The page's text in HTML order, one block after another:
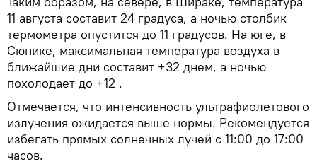
11 августа составит 24 градуса, а ночью столбик
термометра опустится до 11 градусов. На юге, в
Сюнике, максимальная температура воздуха в
ближайшие дни составит +32 днем, а ночью
похолодает до +12 .
Отмечается, что интенсивность ультрафиолетового
излучения ожидается выше нормы. Рекомендуется
избегать прямых солнечных лучей с 11:00 до 17:00
часов.